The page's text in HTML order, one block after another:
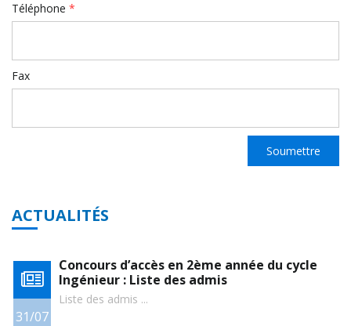
Téléphone *
Fax
ACTUALITÉS
27/07
Concours d’accès en 1ère année du cycle
Ingénieur : Liste des admis
Liste des admis ...